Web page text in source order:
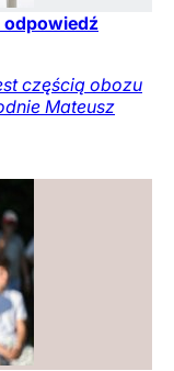
odpowiedź
częścią obozu
Mateusz